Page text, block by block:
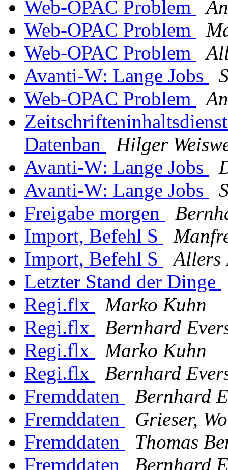
Web-OPAC Problem
Web-OPAC Problem
Web-OPAC Problem
Avanti-W: Lange Jobs
Web-OPAC Problem
Datenban
Hilger
Avanti-W: Lange Jobs
Avanti-W: Lange Jobs
Freigabe morgen
Import, Befehl S
Import, Befehl S
Allers
Letzter Stand der Dinge
Regi.flx
Marko Kuhn
Regi.flx
Bernhard
Regi.flx
Marko Kuhn
Regi.flx
Bernhard
Fremddaten
Bernhard
Fremddaten
Grieser,
Fremddaten
Thomas
Fremddaten
Bernhard